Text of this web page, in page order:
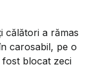
călători a rămas
carosabil, pe o
blocat zeci